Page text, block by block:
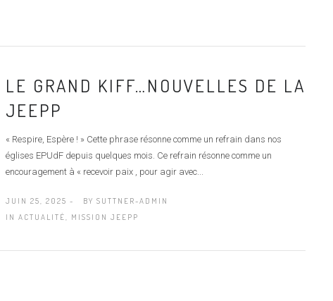
LE GRAND KIFF…NOUVELLES DE LA
JEEPP
« Respire, Espère ! » Cette phrase résonne comme un refrain dans nos
églises EPUdF depuis quelques mois. Ce refrain résonne comme un
encouragement à « recevoir paix , pour agir avec...
JUIN 25, 2025 - BY SUTTNER-ADMIN
IN ACTUALITÉ, MISSION JEEPP